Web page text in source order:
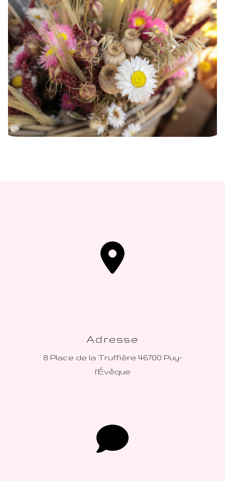
Adresse
8 Place de la Truffière 46700 Puy-
l'Évêque